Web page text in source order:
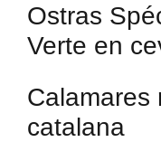
Ostras
Verte en
Calamares
catalana